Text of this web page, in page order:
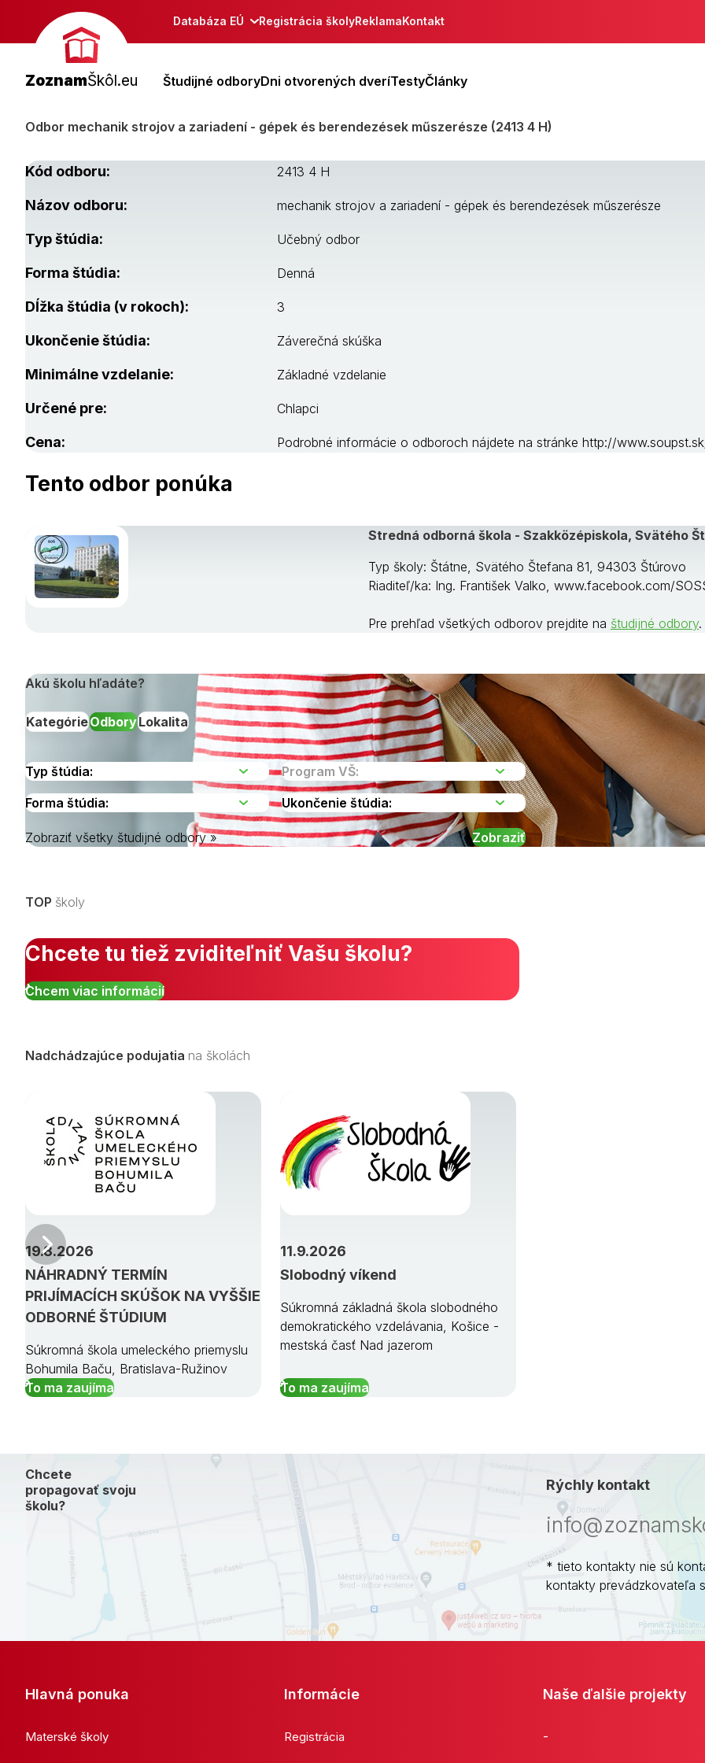
Databáza EÚ Registrácia školyReklamaKontakt
ZoznamŠkôl.eu Študijné odboryDni otvorených dveríTestyČlánky
Odbor mechanik strojov a zariadení - gépek és berendezések műszerésze (2413 4 H)
Kód odboru: 2413 4 H
Názov odboru: mechanik strojov a zariadení - gépek és berendezések műszerésze
Typ štúdia: Učebný odbor
Forma štúdia: Denná
Dĺžka štúdia (v rokoch): 3
Ukončenie štúdia: Záverečná skúška
Minimálne vzdelanie: Základné vzdelanie
Určené pre: Chlapci
Cena: Podrobné informácie o odboroch nájdete na stránke http://
Tento odbor ponúka
Stredná odborná škola - Szakközépiskola, Svätého
Typ školy: Štátne, Svätého Štefana 81, 94303 Štúrovo
Riaditeľ/ka: Ing. František Valko, www.facebook.com/
Pre prehľad všetkých odborov prejdite na študijné odbory.
Akú školu hľadáte?
KategórieOdboryLokalita
Zobraziť všetky študijné odbory »
TOP školy
Chcete tu tiež zviditeľniť Vašu školu?
Chcem viac informácií
Nadchádzajúce podujatia na školách
NÁHRADNÝ TERMÍN
PRIJÍMACÍCH SKÚŠOK NA VYŠŠIE
ODBORNÉ ŠTÚDIUM
19.8.2026
Súkromná škola umeleckého priemyslu
Bohumila Baču, Bratislava-Ružinov
To ma zaujíma
Slobodný víkend
11.9.2026
Súkromná základná škola slobodného
demokratického vzdelávania, Košice -
mestská časť Nad jazerom
To ma zaujíma
Predchádzajúci
Chcete
propagovať svoju
školu?
Rýchly kontakt
* tieto kontakty nie sú
kontakty prevádzkovateľa
Hlavná ponuka
Materské školy
Informácie
Registrácia
Naše ďalšie projekty
-